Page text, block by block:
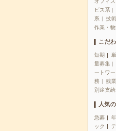
ビス系
系
技
作業・
こだ
短期
量募集
ートワー
務
残
別途支給
人気
急募
ック